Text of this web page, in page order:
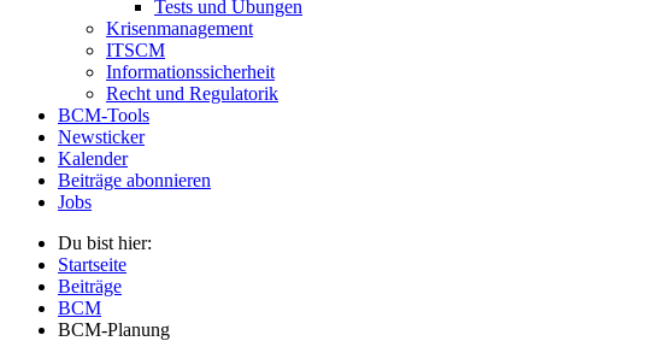
Tests und Übungen
Krisenmanagement
ITSCM
Informationssicherheit
Recht und Regulatorik
BCM-Tools
Newsticker
Kalender
Beiträge abonnieren
Jobs
Du bist hier:
Startseite
Beiträge
BCM
BCM-Planung